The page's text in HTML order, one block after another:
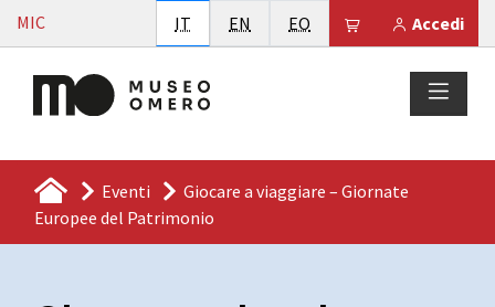
Vai al contenuto
MIC Accedi
Il tuo carrello è
IT Italiano
EN English
EO Esperanto
Eventi
Giocare a viaggiare – Giornate
Europee del Patrimonio